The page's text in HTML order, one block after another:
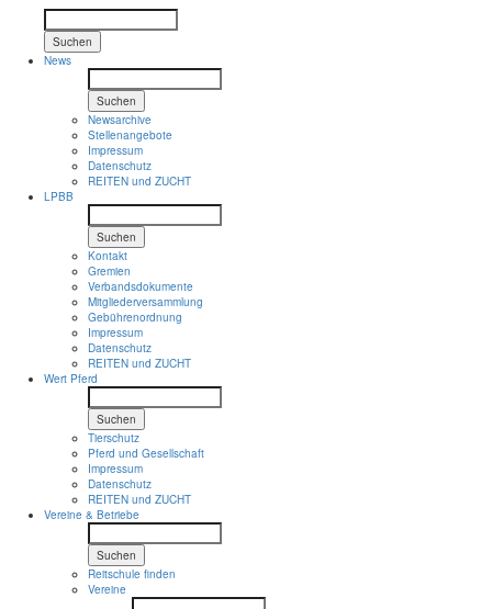
Suchen
News
Suchen
Newsarchive
Stellenangebote
Impressum
Datenschutz
REITEN und ZUCHT
LPBB
Suchen
Kontakt
Gremien
Verbandsdokumente
Mitgliederversammlung
Gebührenordnung
Impressum
Datenschutz
REITEN und ZUCHT
Wert Pferd
Suchen
Tierschutz
Pferd und Gesellschaft
Impressum
Datenschutz
REITEN und ZUCHT
Vereine & Betriebe
Suchen
Reitschule finden
Vereine